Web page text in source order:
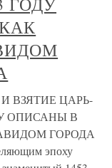
ВЗЯТИЕ ЦАРЬ-
ОПИСАНЫ В
ГОРОДА
эпоху